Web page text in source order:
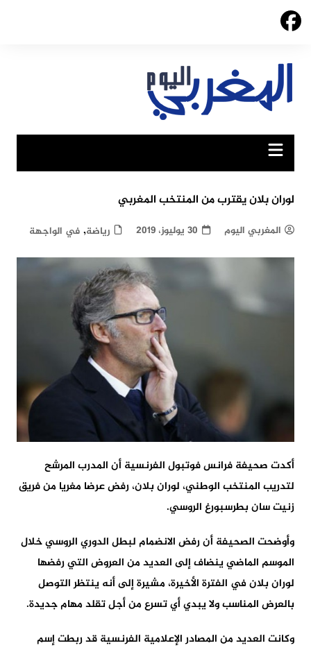
Skip
لوران بلان يقترب من المنتخب المغربي
المغربي اليوم 30 يوليوز، 2019 رياضة, في الواجهة
أكدت صحيفة فرانس فوتبول الفرنسية أن المدرب المرشح
لتدريب المنتخب الوطني، لوران بلان، رفض عرضا مغريا من فريق
زنيت سان بطرسبورغ الروسي.
وأوضحت الصحيفة أن رفض الانضمام لبطل الدوري الروسي خلال
الموسم الماضي ينضاف إلى العديد من العروض التي رفضها
لوران بلان في الفترة الأخيرة، مشيرة إلى أنه ينتظر التوصل
بالعرض المناسب ولا يبدي أي تسرع من أجل تقلد مهام جديدة.
وكانت العديد من المصادر الإعلامية الفرنسية قد ربطت إسم